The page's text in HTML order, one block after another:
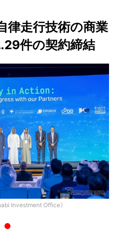
律走行技術の商業
件の契約締結
Investment Office》